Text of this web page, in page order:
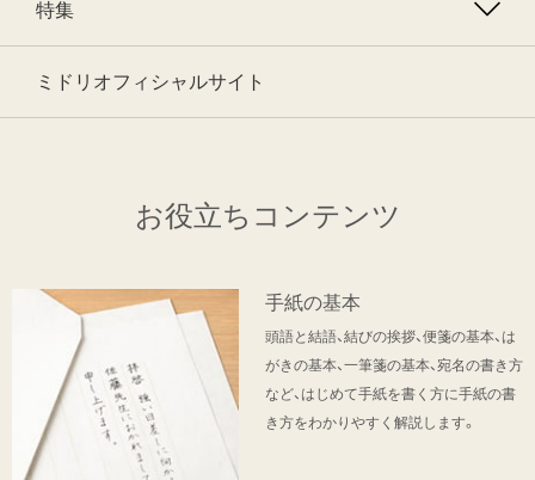
特集
ミドリオフィシャルサイト
お役立ちコンテンツ
手紙の基本
頭語と結語、結びの挨拶、便箋の基本、は
がきの基本、一筆箋の基本、宛名の書き方
など、はじめて手紙を書く方に手紙の書
き方をわかりやすく解説します。